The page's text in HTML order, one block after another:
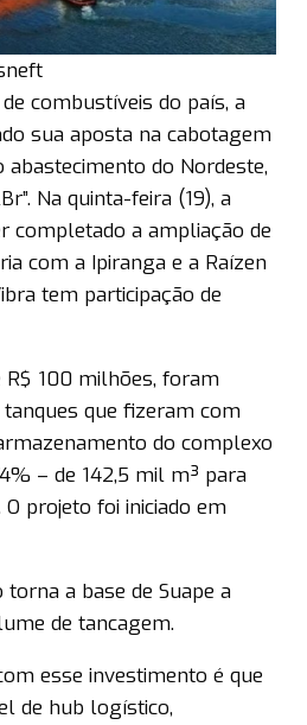
combustíveis do país, a
sua aposta na cabotagem
do Nordeste,
Na quinta-feira (19), a
completado a ampliação de
com a Ipiranga e a Raízen
tem participação de
100 milhões, foram
que fizeram com
do complexo
– de 142,5 mil m³ para
projeto foi iniciado em
torna a base de Suape a
de tancagem.
esse investimento é que
de hub logístico,